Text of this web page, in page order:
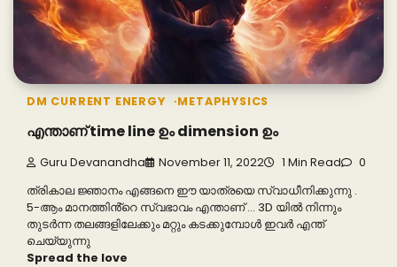
DM CURRENT ENERGY METAPHYSICS
എന്താണ് time line ഉം dimension ഉം
Guru Devanandha November 11, 2022 1 Min Read 0
ത്രികാല ജ്ഞാനം എങ്ങനെ ഈ യാത്രയെ സ്വാധീനിക്കുന്നു .
5-ആം മാനത്തിൻ്റെ സ്വഭാവം എന്താണ് … 3D യിൽ നിന്നും
തുടർന്ന തലങ്ങളിലേക്കും മറ്റും കടക്കുമ്പോൾ ഇവർ എന്ത്
ചെയ്യുന്നു
Spread the love